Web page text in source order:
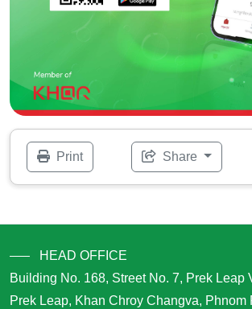
Print Share
HEAD OFFICE
Building No. 168, Street No. 7, Prek Leap
Prek Leap, Khan Chroy Changva, Phnom